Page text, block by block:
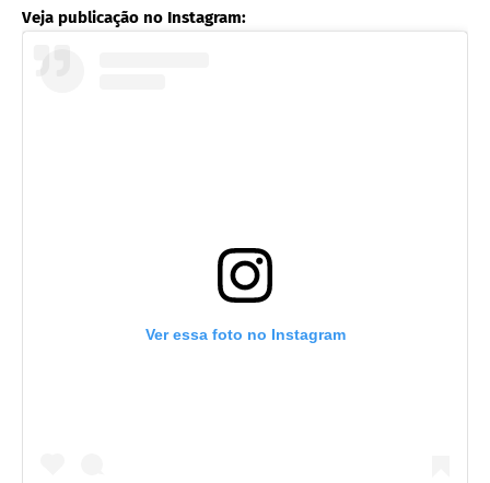
Veja publicação no Instagram:
Ver essa foto no Instagram